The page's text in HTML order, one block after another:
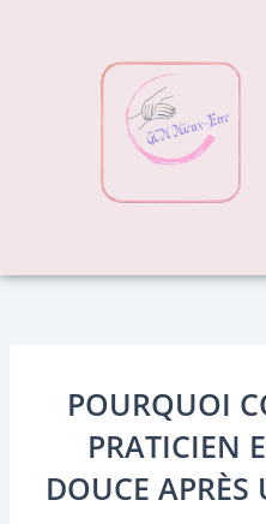
POURQUOI
PRATICIEN
DOUCE